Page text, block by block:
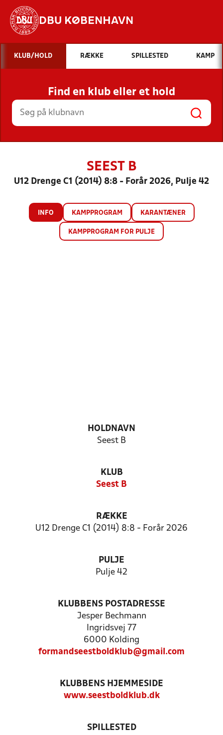
DBU KØBENHAVN
Hvad vil du søge efter?
INDHOLD OG NYHEDER
STILLINGER, RESULTATER, KLUBBER OG
HOLD
KLUB/HOLD RÆKKE SPILLESTED KAMP
Find en klub eller et hold
SEEST B
U12 Drenge C1 (2014) 8:8 - Forår 2026, Pulje 42
INFO KAMPPROGRAM KARANTÆNER
KAMPPROGRAM FOR PULJE
HOLDNAVN
Seest B
KLUB
Seest B
RÆKKE
U12 Drenge C1 (2014) 8:8 - Forår 2026
PULJE
Pulje 42
KLUBBENS POSTADRESSE
Jesper Bechmann
Ingridsvej 77
6000 Kolding
formandseestboldklub@gmail.com
KLUBBENS HJEMMESIDE
www.seestboldklub.dk
SPILLESTED